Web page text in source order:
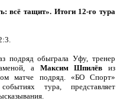
всё тащит». Итоги 12-го тура
подряд обыграла Уфу, тренер
а Максим Шпилёв из
матче подряд. «БО Спорт»
тура, представляет